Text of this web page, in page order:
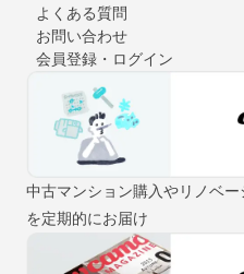
よくある質問
お問い合わせ
会員登録・ログイン
中古マンション購入やリノベ
を定期的にお届け